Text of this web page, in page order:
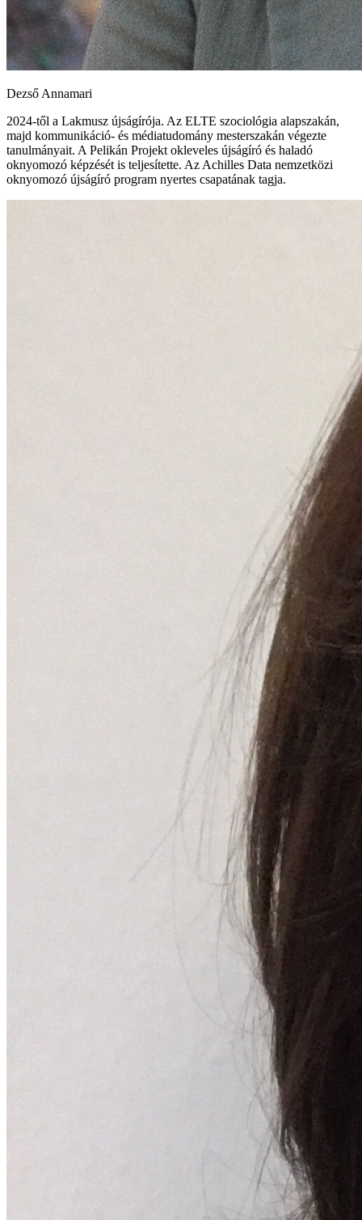
Dezső Annamari
2024-től a Lakmusz újságírója. Az ELTE szociológia alapszakán,
majd kommunikáció- és médiatudomány mesterszakán végezte
tanulmányait. A Pelikán Projekt okleveles újságíró és haladó
oknyomozó képzését is teljesítette. Az Achilles Data nemzetközi
oknyomozó újságíró program nyertes csapatának tagja.